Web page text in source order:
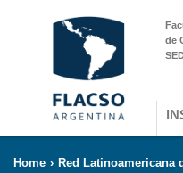
de
Home › Red Latinoamericana